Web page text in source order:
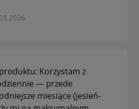
Korzystam z
— przede
miesiące (jesień-